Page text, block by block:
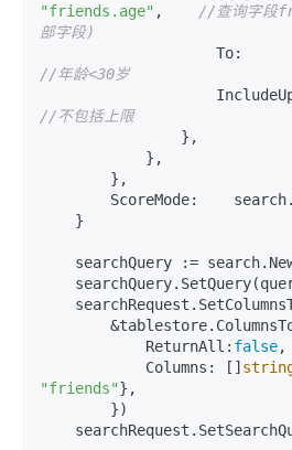
"friends.age" ,
//查询字段
部字段)
//年龄<30岁
//不包括上限
            ReturnAll:
false,
            Columns: []
"friends"},